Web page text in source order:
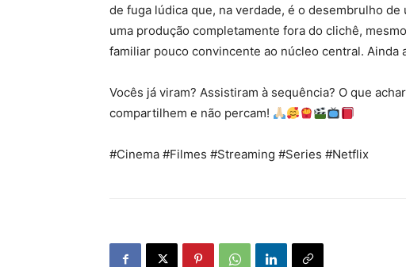
de fuga lúdica que, na verdade, é o desembrulho
uma produção completamente fora do clichê,
familiar pouco convincente ao núcleo central.
Vocês já viram? Assistiram à sequência? O que
compartilhem e não percam!
#Cinema #Filmes #Streaming #Series #Netflix